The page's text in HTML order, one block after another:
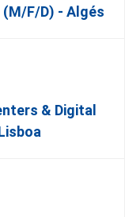
(m/f/d) - Algés
& Digital